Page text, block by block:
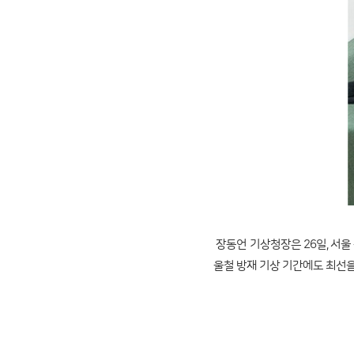
장동언 기상청장은 26일, 서
울철 방재 기상 기간에도 최선